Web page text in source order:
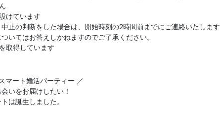
けています
止の判断をした場合は、開始時刻の2時間前までにご連絡いたします
いてはお答えしかねますのでご了承ください。
取得しています
マート婚活パーティー ／
いをお届けしたい！
は誕生しました。